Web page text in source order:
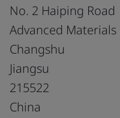
No. 2 Haiping Road
Advanced
Changshu
Jiangsu
215522
China